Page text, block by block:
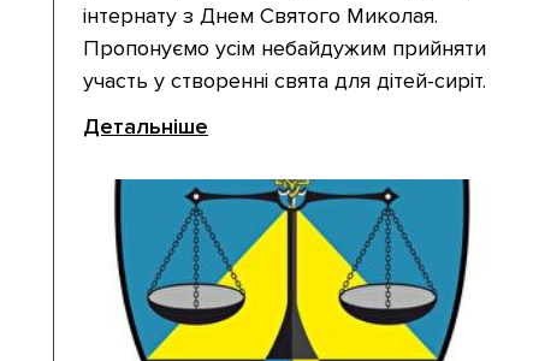
інтернату з Днем Святого Миколая.
Пропонуємо усім небайдужим прийняти
участь у створенні свята для дітей-сиріт.
Детальніше